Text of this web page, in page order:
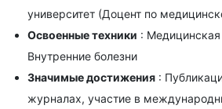
университет (Доцент по
Освоенные техники : Медицинская
Внутренние болезни
Значимые достижения :
журналах, участие в